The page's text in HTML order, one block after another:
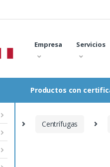
Empresa Servicios
Productos con
Centrífugas